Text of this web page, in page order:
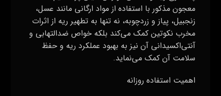
معجون مذکور با استفاده از مواد ارگانی مانند عسل،
زنجبیل، پیاز و زردچوبه، نه تنها به تطهیر ریه از اثرات
مخرب نکوتین کمک می‌کند بلکه خواص ضدالتهابی و
آنتی‌اکسیدانی آن نیز به بهبود عملکرد ریه و حفظ
سلامت آن کمک می‌نماید.
اهمیت استفاده روزانه